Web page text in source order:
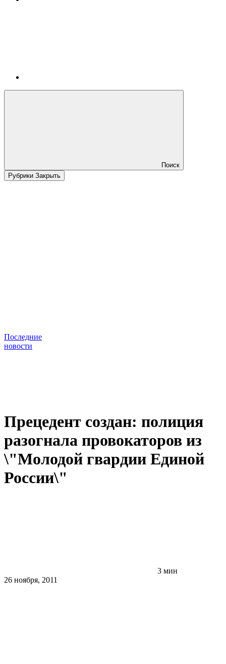
Поиск
Рубрики Закрыть
Последние
новости
Прецедент создан: полиция
разогнала провокаторов из
\"Молодой гвардии Единой
России\"
3 мин
26 ноября, 2011